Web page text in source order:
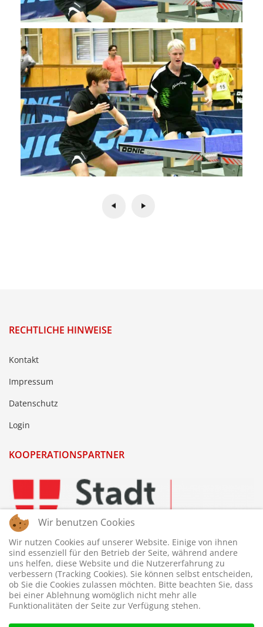
RECHTLICHE HINWEISE
Kontakt
Impressum
Datenschutz
Login
KOOPERATIONSPARTNER
Wir benutzen Cookies
Wir nutzen Cookies auf unserer Website. Einige von ihnen
sind essenziell für den Betrieb der Seite, während andere
uns helfen, diese Website und die Nutzererfahrung zu
verbessern (Tracking Cookies). Sie können selbst entscheiden,
ob Sie die Cookies zulassen möchten. Bitte beachten Sie, dass
bei einer Ablehnung womöglich nicht mehr alle
Funktionalitäten der Seite zur Verfügung stehen.